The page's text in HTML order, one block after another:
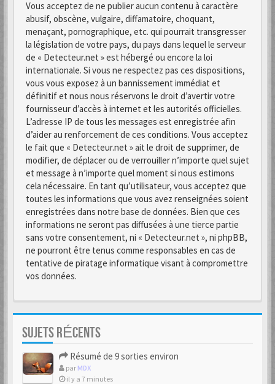
Vous acceptez de ne publier aucun contenu à caractère
abusif, obscène, vulgaire, diffamatoire, choquant,
menaçant, pornographique, etc. qui pourrait transgresser
la législation de votre pays, du pays dans lequel le serveur
de « Detecteur.net » est hébergé ou encore la loi
internationale. Si vous ne respectez pas ces dispositions,
vous vous exposez à un bannissement immédiat et
définitif et nous nous réservons le droit d’avertir votre
fournisseur d’accès à internet et les autorités officielles.
L’adresse IP de tous les messages est enregistrée afin
d’aider au renforcement de ces conditions. Vous acceptez
le fait que « Detecteur.net » ait le droit de supprimer, de
modifier, de déplacer ou de verrouiller n’importe quel sujet
et message à n’importe quel moment si nous estimons
cela nécessaire. En tant qu’utilisateur, vous acceptez que
toutes les informations que vous avez renseignées soient
enregistrées dans notre base de données. Bien que ces
informations ne seront pas diffusées à une tierce partie
sans votre consentement, ni « Detecteur.net », ni phpBB,
ne pourront être tenus comme responsables en cas de
tentative de piratage informatique visant à compromettre
vos données.
SUJETS RÉCENTS
Résumé de 9 sorties environ
par MDX
il y a 7 minutes